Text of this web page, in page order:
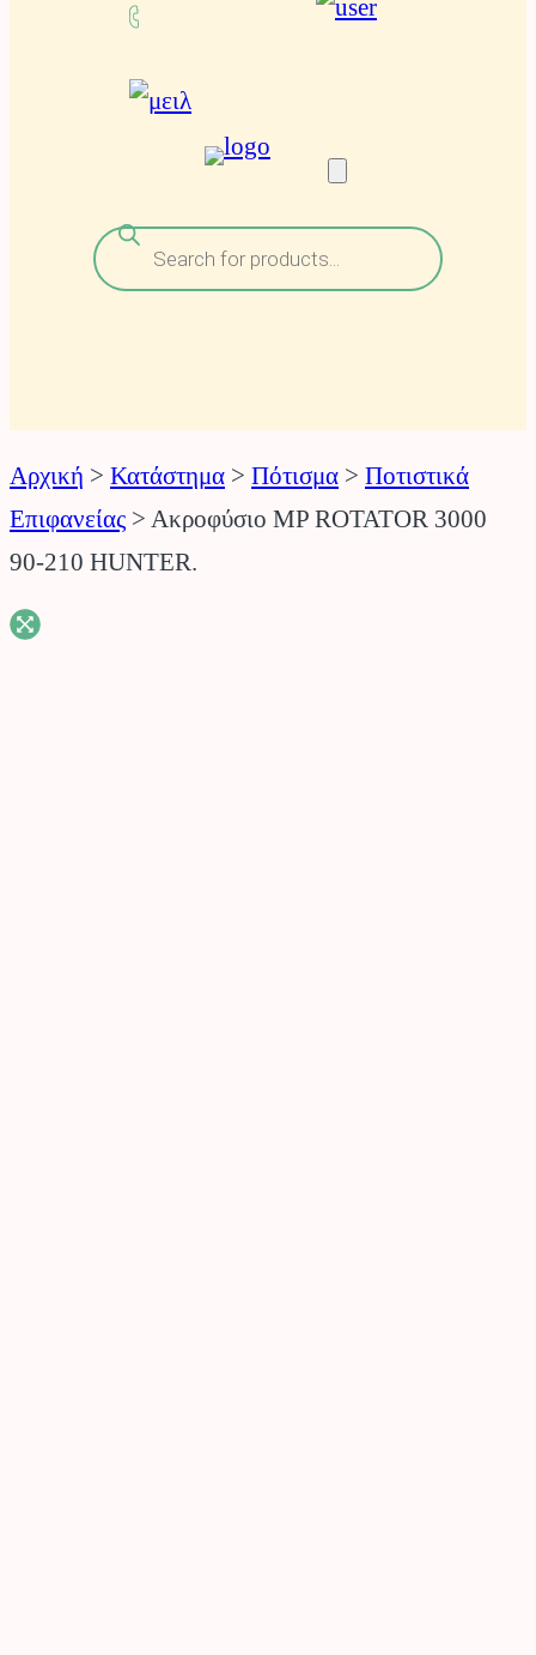
Αναζήτηση
προϊόντων
Αρχική > Κατάστημα > Πότισμα > Ποτιστικά
Επιφανείας > Ακροφύσιο MP ROTATOR 3000
90-210 HUNTER.